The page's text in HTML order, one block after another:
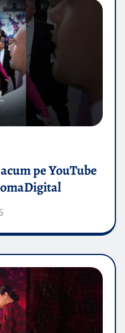
pe YouTube